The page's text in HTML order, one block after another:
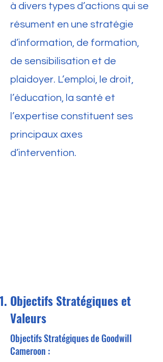
à divers types d’actions qui se
résument en une stratégie
d’information, de formation,
de sensibilisation et de
plaidoyer. L’emploi, le droit,
l’éducation, la santé et
l’expertise constituent ses
principaux axes
d’intervention.
Objectifs Stratégiques et
Valeurs
Objectifs Stratégiques de Goodwill
Cameroon :